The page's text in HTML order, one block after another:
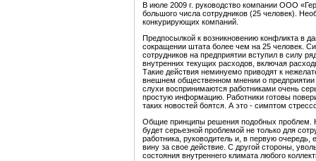
В июле 2009 г. руководство компании ООО
большого числа сотрудников (25 человек).
конкурирующих компаний.
Предпосылкой к возникновению конфликта в
сокращении штата более чем на 25 человек.
сотрудников на предприятии вступил в силу
внутренних текущих расходов, включая
Такие действия неминуемо приводят к
внешнем общественном мнении о
слухи воспринимаются работниками очень
простую информацию. Работники готовы
таких новостей боятся. А это - симптом
Общие принципы решения подобных проблем.
будет серьезной проблемой не только для
работника, руководитель и, в первую очередь,
вину за свое действие. С другой стороны,
состояния внутреннего климата любого